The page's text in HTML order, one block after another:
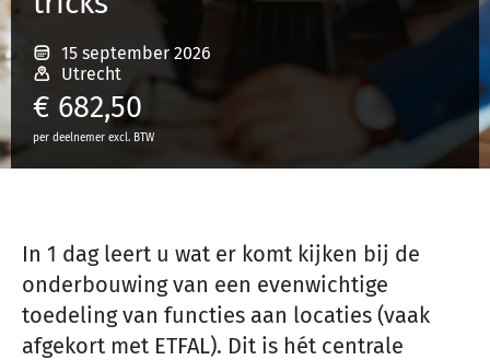
Inloggen
15 september 2026
Utrecht
€ 682,50
per deelnemer excl. BTW
In 1 dag leert u wat er komt kijken bij de
onderbouwing van een evenwichtige
toedeling van functies aan locaties (vaak
afgekort met ETFAL). Dit is hét centrale